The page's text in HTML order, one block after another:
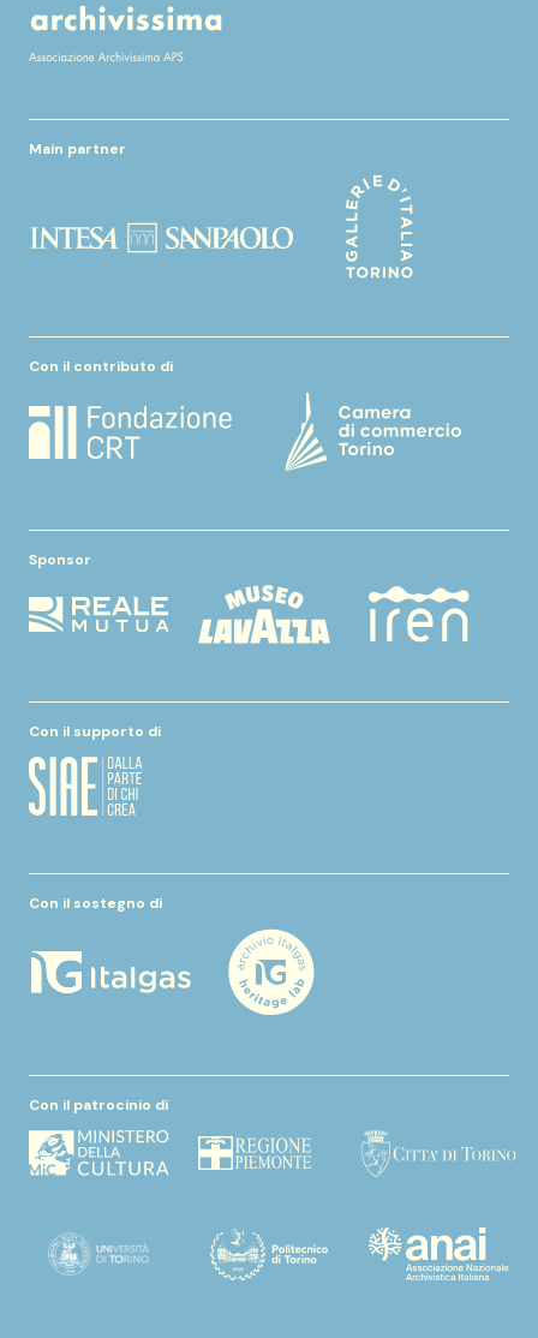
Main partner
Con il contributo di
Sponsor
Con il supporto di
Con il sostegno di
Con il patrocinio di